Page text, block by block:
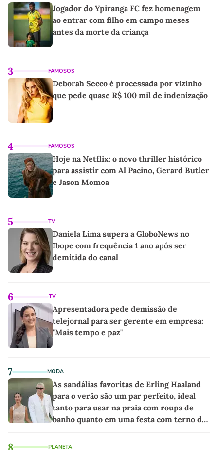
Jogador do Ypiranga FC fez homenagem
ao entrar com filho em campo meses
antes da morte da criança
3 FAMOSOS
Deborah Secco é processada por vizinho
que pede quase R$ 100 mil de indenização
4 FAMOSOS
Hoje na Netflix: o novo thriller histórico
para assistir com Al Pacino, Gerard Butler
e Jason Momoa
5 TV
Daniela Lima supera a GloboNews no
Ibope com frequência 1 ano após ser
demitida do canal
6 TV
Apresentadora pede demissão de
telejornal para ser gerente em empresa:
"Mais tempo e paz"
7 MODA
As sandálias favoritas de Erling Haaland
para o verão são um par perfeito, ideal
tanto para usar na praia com roupa de
banho quanto em uma festa com terno de
8 PLANETA